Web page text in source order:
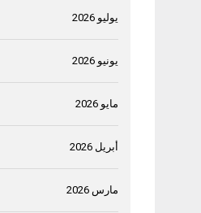
يوليو 2026
يونيو 2026
مايو 2026
أبريل 2026
مارس 2026